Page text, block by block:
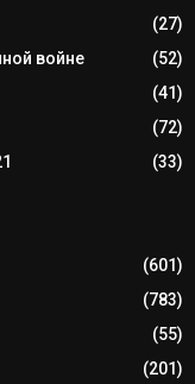
(27)
войне
(52)
(41)
(72)
(33)
(601)
(783)
(55)
(201)